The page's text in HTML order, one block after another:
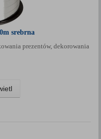
srebrna
prezentów, dekorowania